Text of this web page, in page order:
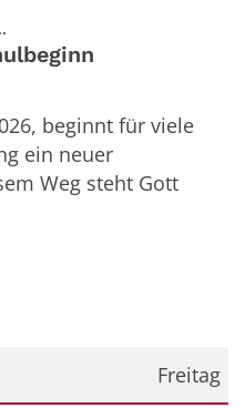
beginnt für viele
ein neuer
Weg steht Gott
Freitag